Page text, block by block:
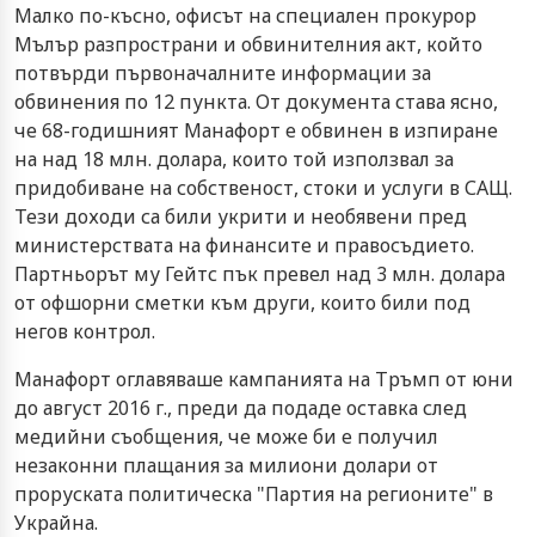
Малко по-късно, офисът на специален прокурор
Мълър разпространи и обвинителния акт, който
потвърди първоначалните информации за
обвинения по 12 пункта. От документа става ясно,
че 68-годишният Манафорт е обвинен в изпиране
на над 18 млн. долара, които той използвал за
придобиване на собственост, стоки и услуги в САЩ.
Тези доходи са били укрити и необявени пред
министерствата на финансите и правосъдието.
Партньорът му Гейтс пък превел над 3 млн. долара
от офшорни сметки към други, които били под
негов контрол.
Манафорт оглавяваше кампанията на Тръмп от юни
до август 2016 г., преди да подаде оставка след
медийни съобщения, че може би е получил
незаконни плащания за милиони долари от
проруската политическа "Партия на регионите" в
Украйна.